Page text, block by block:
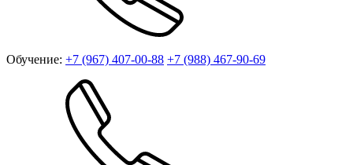
Обучение: +7 (967) 407-00-88 +7 (988) 467-90-69